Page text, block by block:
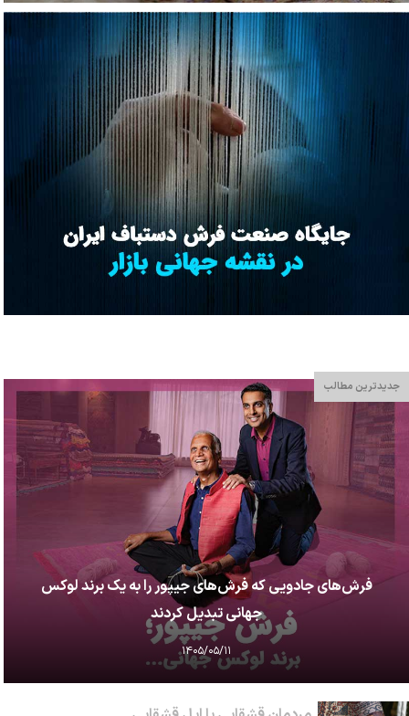
جدیدترین مطالب
فرش‌های جادویی که فرش‌های جیپور را به یک برند لوکس
جهانی تبدیل کردند
۱۴۰۵/۰۵/۱۱